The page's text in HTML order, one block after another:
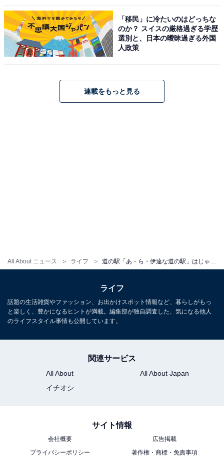
All About ニュース ライフ
1
線経由 約23分／【電車】JR陸羽東線「池月駅」から徒
歩約3分／【高速バス】宮城交通・仙台～鳴子線「池月
駅前」下車
営業時間
3月〜11月：9:00〜18:00／12月〜2月：9:00〜17:00
※施設により異なる場合あり（伊達ちゃんKitchenは
11:00〜17:30など）
普通車230台、大型車13台、身障者用5台、EV急速充電
「移民」に冷たいのはどっちな
のか？ スイスの厳格過ぎる学歴
選別と、日本の曖昧過ぎる外国
人政策
連載をもっと見る
ライフ
話題の生活雑貨やファッション、お出かけスポット情報など、暮らしがもっ
と楽しく、豊かになるヒントが満載。編集部が独自調査した、気になる他人
のライフスタイル事情も公開しています。
関連サービス
All About
All About Japan
イチオシ
サイト情報
会社概要
広告掲載
プライバシーポリシー
著作権・商標・免責事項